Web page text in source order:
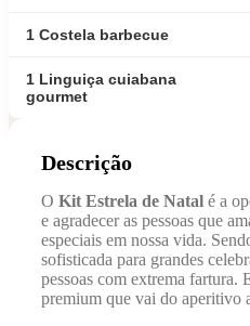
1 Costela barbecue
1 Linguiça cuiabana
gourmet
Descrição
O Kit Estrela de Natal é a
e agradecer as pessoas que
especiais em nossa vida.
sofisticada para grandes
pessoas com extrema fartura.
premium que vai do aperitivo